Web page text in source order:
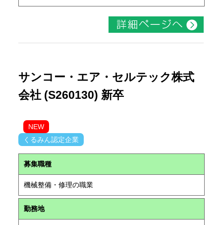
サンコー・エア・セルテック株式
会社 (S260130) 新卒
NEW
くるみん認定企業
募集職種
機械整備・修理の職業
勤務地